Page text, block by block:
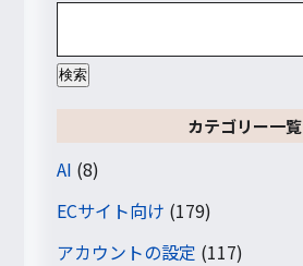
カテゴリー一覧
AI (8)
ECサイト向け (179)
アカウントの設定 (117)